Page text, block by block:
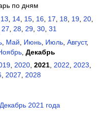
по дням
13 14, 15, 16, 17 18 19, 20,
27 28 29 30 31
Май Июнь Июль Август,
Декабрь
, 2020, 2021, 2022, 2023,
, 2027, 2028
2021 года